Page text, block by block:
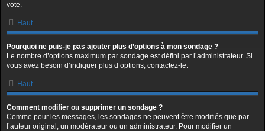
vote.
Haut
Pourquoi ne puis-je pas ajouter plus d’options à mon sondage ?
Le nombre d’options maximum par sondage est défini par l’administrateur. Si
vous avez besoin d’indiquer plus d’options, contactez-le.
Haut
Comment modifier ou supprimer un sondage ?
Comme pour les messages, les sondages ne peuvent être modifiés que par
l’auteur original, un modérateur ou un administrateur. Pour modifier un